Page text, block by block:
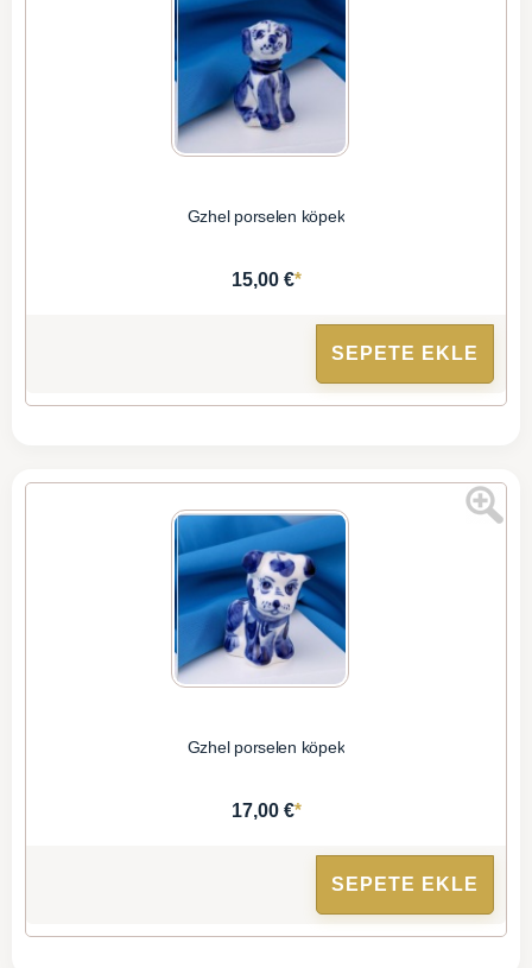
Gzhel porselen köpek
15,00 €*
SEPETE EKLE
Gzhel porselen köpek
17,00 €*
SEPETE EKLE